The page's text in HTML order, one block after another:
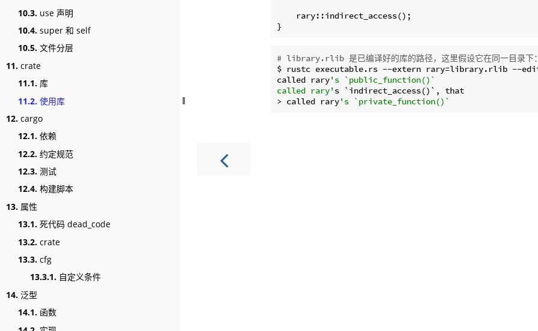
10.3. use 声明
10.4. super 和 self
10.5. 文件分层
11. crate
11.1. 库
11.2. 使用库
12. cargo
12.1. 依赖
12.2. 约定规范
12.3. 测试
12.4. 构建脚本
13. 属性
13.1. 死代码 dead_code
13.2. crate
13.3. cfg
13.3.1. 自定义条件
14. 泛型
14.1. 函数
    rary::indirect_access();
}
# library.rlib 是已编译好的库的路径，这里假设它在同一目录下：
$ rustc executable.rs --extern rary=library.rlib --
called rary's `public_function()`
called rary' s `indirect_access()`, that
> called rary